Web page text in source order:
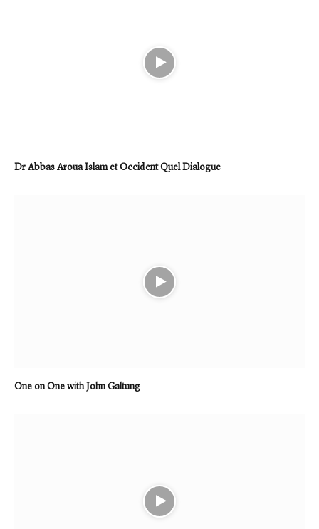
Dr Abbas Aroua Islam et Occident Quel Dialogue
One on One with John Galtung